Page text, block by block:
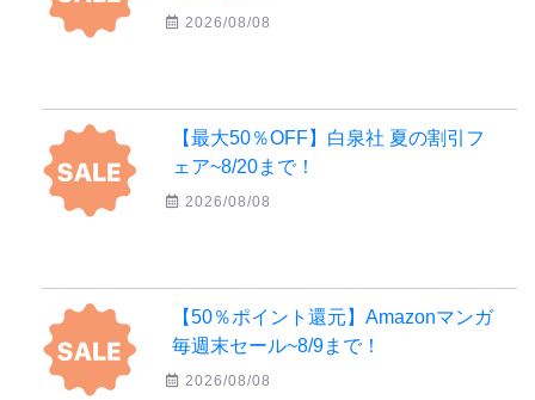
2026/08/08
【最大50％OFF】白泉社 夏の割引フ
ェア~8/20まで！
2026/08/08
【50％ポイント還元】Amazonマンガ
毎週末セール~8/9まで！
2026/08/08